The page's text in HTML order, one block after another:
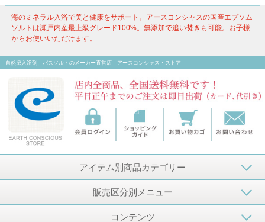
海のミネラル入浴で美と健康をサポート。アースコンシャスの国産エプソム
ソルトは瀬戸内産最上級グレード100%。無添加で追い焚きも可能。お子様
からお使いいただけます。
自然派入浴剤、バスソルトのメーカー直営店「アースコンシャス・ストア」
アイテム別商品カテゴリー
販売区分別メニュー
コンテンツ